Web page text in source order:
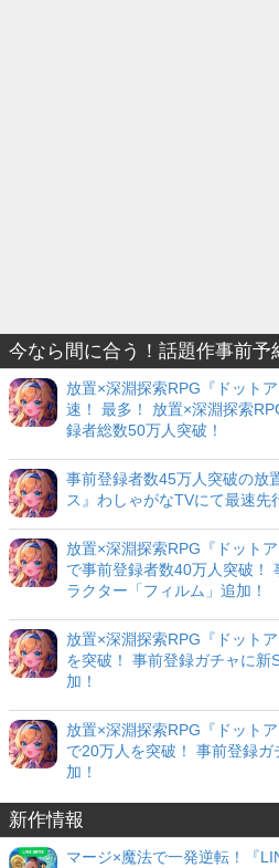
今なら間に合う！話題作事前予
放置×深淵探索RPG『ドット
速！ 最多！ 放置×深淵探索
録者総数50万人突破！
事前登録者数45万人突破の放
ス』わしゃがなTVにて最速先
放置×深淵探索RPG『ドット
で事前登録者数40万人突破！
ラクター「フィルム」追加！
放置×深淵探索RPG『ドット
を突破！ 事前登録ガチャに新
加！
放置×深淵探索RPG『ドット
で20万人を突破！ 事前登録
加！
新作情報
マージ×魔法で一発逆転！『